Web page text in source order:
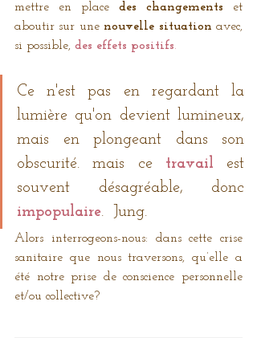
mettre en place des changements et
aboutir sur une nouvelle situation avec,
si possible, des effets positifs.
Ce n'est pas en regardant la
lumière qu'on devient lumineux,
mais en plongeant dans son
obscurité. mais ce travail
est
souvent désagréable, donc
impopulaire.  Jung.
Alors interrogeons-nous: dans cette crise
sanitaire que nous traversons, qu’elle a
été notre prise de conscience personnelle
et/ou collective?